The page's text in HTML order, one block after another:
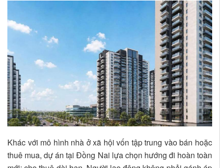
Khác với mô hình nhà ở xã hội vốn tập trung vào bán hoặc
thuê mua, dự án tại Đồng Nai lựa chọn hướng đi hoàn toàn